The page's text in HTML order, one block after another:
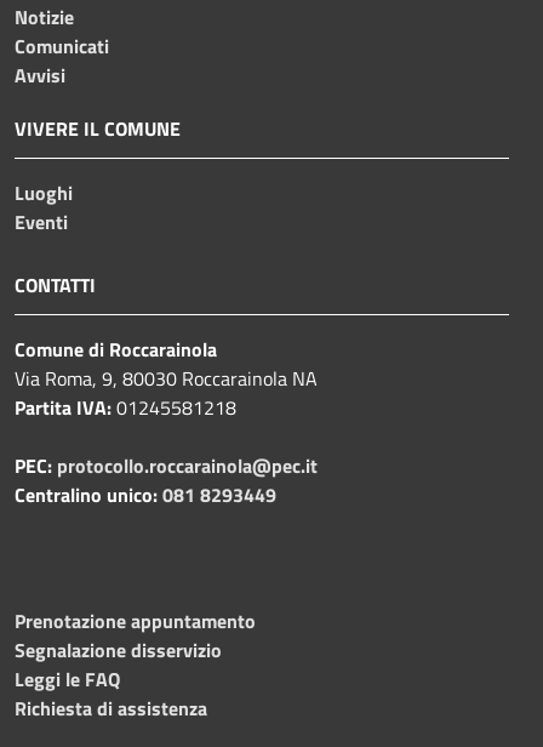
Notizie
Comunicati
Avvisi
VIVERE IL COMUNE
Luoghi
Eventi
CONTATTI
Comune di Roccarainola
Via Roma, 9, 80030 Roccarainola NA
Partita IVA:01245581218
PEC: protocollo.roccarainola@pec.it
Centralino unico:081 8293449
Prenotazione appuntamento
Segnalazione disservizio
Leggi le FAQ
Richiesta di assistenza